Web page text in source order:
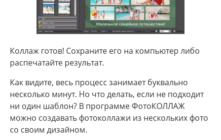
Коллаж готов! Сохраните его на компьютер либо
распечатайте результат.
Как видите, весь процесс занимает буквально
несколько минут. Но что делать, если не подходит
ни один шаблон? В программе ФотоКОЛЛАЖ
можно создавать фотоколлажи из нескольких фото
со своим дизайном.